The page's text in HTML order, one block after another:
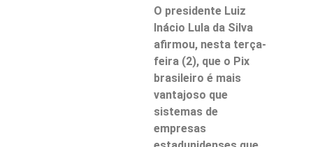
O presidente Luiz
Inácio Lula da Silva
afirmou, nesta terça-
feira (2), que o Pix
brasileiro é mais
vantajoso que
sistemas de
empresas